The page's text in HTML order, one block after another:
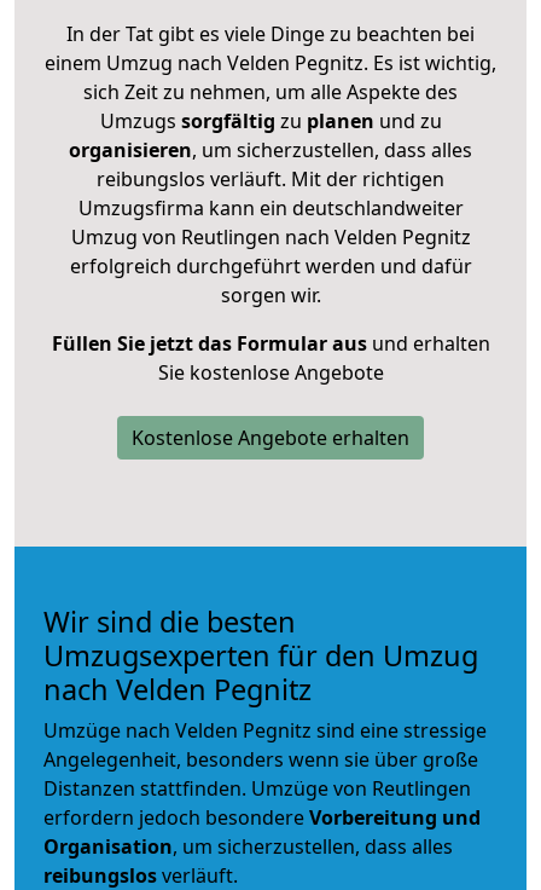
In der Tat gibt es viele Dinge zu beachten bei
einem Umzug nach Velden Pegnitz. Es ist wichtig,
sich Zeit zu nehmen, um alle Aspekte des
Umzugs sorgfältig zu planen und zu
organisieren, um sicherzustellen, dass alles
reibungslos verläuft. Mit der richtigen
Umzugsfirma kann ein deutschlandweiter
Umzug von Reutlingen nach Velden Pegnitz
erfolgreich durchgeführt werden und dafür
sorgen wir.
Füllen Sie jetzt das Formular ausund erhalten
Sie kostenlose Angebote
Kostenlose Angebote erhalten
Wir sind die besten
Umzugsexperten für den Umzug
nach Velden Pegnitz
Umzüge nach Velden Pegnitz sind eine stressige
Angelegenheit, besonders wenn sie über große
Distanzen stattfinden. Umzüge von Reutlingen
erfordern jedoch besondereVorbereitung und
Organisation, um sicherzustellen, dass alles
reibungslosverläuft.